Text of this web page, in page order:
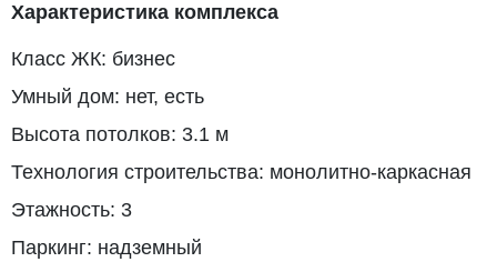
Характеристика комплекса
Класс ЖК: бизнес
Умный дом: нет, есть
Высота потолков: 3.1 м
Технология строительства: монолитно-каркасная
Этажность: 3
Паркинг: надземный